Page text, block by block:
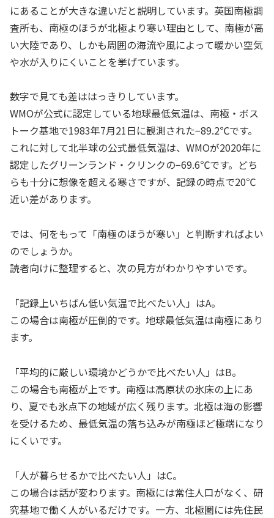
にあることが大きな違いだと説明しています。英国南極調
査所も、南極のほうが北極より寒い理由として、南極が高
い大陸であり、しかも周囲の海流や風によって暖かい空気
や水が入りにくいことを挙げています。
数字で見ても差ははっきりしています。
WMOが公式に認定している地球最低気温は、南極・ボス
トーク基地で1983年7月21日に観測された−89.2℃です。
これに対して北半球の公式最低気温は、WMOが2020年に
認定したグリーンランド・クリンクの−69.6℃です。どち
らも十分に想像を超える寒さですが、記録の時点で20℃
近い差があります。
では、何をもって「南極のほうが寒い」と判断すればよい
のでしょうか。
読者向けに整理すると、次の見方がわかりやすいです。
「記録上いちばん低い気温で比べたい人」はA。
この場合は南極が圧倒的です。地球最低気温は南極にあり
ます。
「平均的に厳しい環境かどうかで比べたい人」はB。
この場合も南極が上です。南極は高原状の氷床の上にあ
り、夏でも氷点下の地域が広く残ります。北極は海の影響
を受けるため、最低気温の落ち込みが南極ほど極端になり
にくいです。
「人が暮らせるかで比べたい人」はC。
この場合は話が変わります。南極には常住人口がなく、研
究基地で働く人がいるだけです。一方、北極圏には先住民